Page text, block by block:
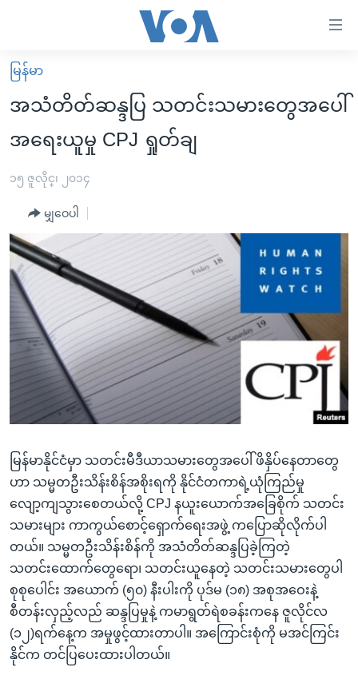
လွယ်ကူ
စေ
များ
အကြောင်းအရာ
သို့
ကျော်
ကြည့်
ပင်မ
ညွန်း
သို့
ကျော်
ကြည့်
ရှာဖွေ
ကျော်
မူလစာမျက်နှာ
မြန်မာ
ကမ္ဘာ့သတင်းများ
နိုင်ငံတကာ
အစ္စရေး-ပါလက်စတိုင်း
ဗွီဒီယို
ရပ်ဝန်းတခု လမ်းတခု အလွန်
အင်္ဂလိပ်စာလေ့လာမယ်
အမေရိကန်သုံးအီဒီယံ
မကြေးမုံရဲ့ အင်္ဂလိပ်စာ
ရုပ်ရှင်ထဲက အင်္ဂလိပ်စာ
သုတပဒေသာ အင်္ဂလိပ်စာ
အပတ်စဉ်ကဏ္ဍများ
ရေဒီယို
တီဗွီ
ရေဒီယိုနှင့်ရုပ်သံ အချက်အလက်များ
ရေဒီယို/တီဗွီအစီအစဉ်
Learning English
ဗွီအိုအေ လူမှုကွန်ယက်များ
ဘာသာစကားများ
မြန်မာ
အသံတိတ်ဆန္ဒပြ သတင်းသမားတွေအပေါ်
အရေးယူမှု CPJ ရှုတ်ချ
၁၅ ဇူလိုင္၊ ၂၀၁၄
မျှဝေပါ
မြန်မာနိုင်ငံမှာ သတင်းမီဒီယာသမားတွေအပေါ် ဖိနှိပ်နေတာတွေ
ဟာ သမ္မတဦးသိန်းစိန်အစိုးရကို နိုင်ငံတကာရဲ့ယုံကြည်မှု
လျော့ကျသွားစေတယ်လို့ CPJ နယူးယောက်အခြေစိုက် သတင်း
သမားများ ကာကွယ်စောင့်ရှောက်ရေးအဖွဲ့ ကပြောဆိုလိုက်ပါ
တယ်။ သမ္မတဦးသိန်းစိန်ကို အသံတိတ်ဆန္ဒပြခဲ့ကြတဲ့
သတင်းထောက်တွေရော၊ သတင်းယူနေတဲ့ သတင်းသမားတွေပါ
စုစုပေါင်း အယောက် (၅၀) နီးပါးကို ပုဒ်မ (၁၈) အစုအဝေးနဲ့
စီတန်းလှည့်လည် ဆန္ဒပြမှုနဲ့ ကမာရွတ်ရဲစခန်းကနေ ဇူလိုင်လ
(၁၂)ရက်နေ့က အမှုဖွင့်ထားတာပါ။ အကြောင်းစုံကို မအင်ကြင်း
နိုင်က တင်ပြပေးထားပါတယ်။